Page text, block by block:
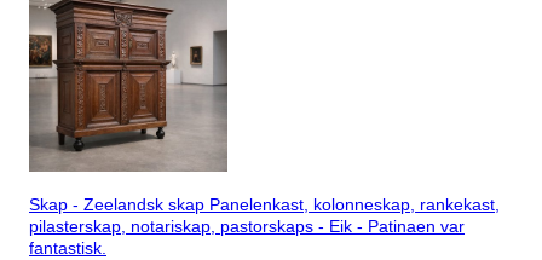
Skap - Zeelandsk skap Panelenkast, kolonneskap, rankekast,
pilasterskap, notariskap, pastorskaps - Eik - Patinaen var
fantastisk.